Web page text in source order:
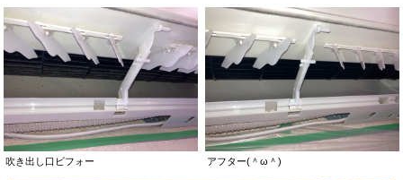
吹き出し口ビフォー アフター(＾ω＾)